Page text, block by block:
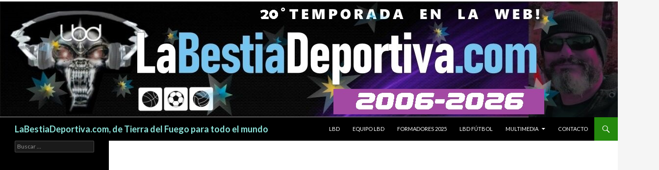
LaBestiaDeportiva.com, de Tierra del Fuego para todo el mundo
LBD
EQUIPO LBD FORMADORES 2025 LBD FÚTBOL MULTIMEDIA CONTACTO
Buscar: